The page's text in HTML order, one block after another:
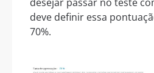
deve definir essa
70%.